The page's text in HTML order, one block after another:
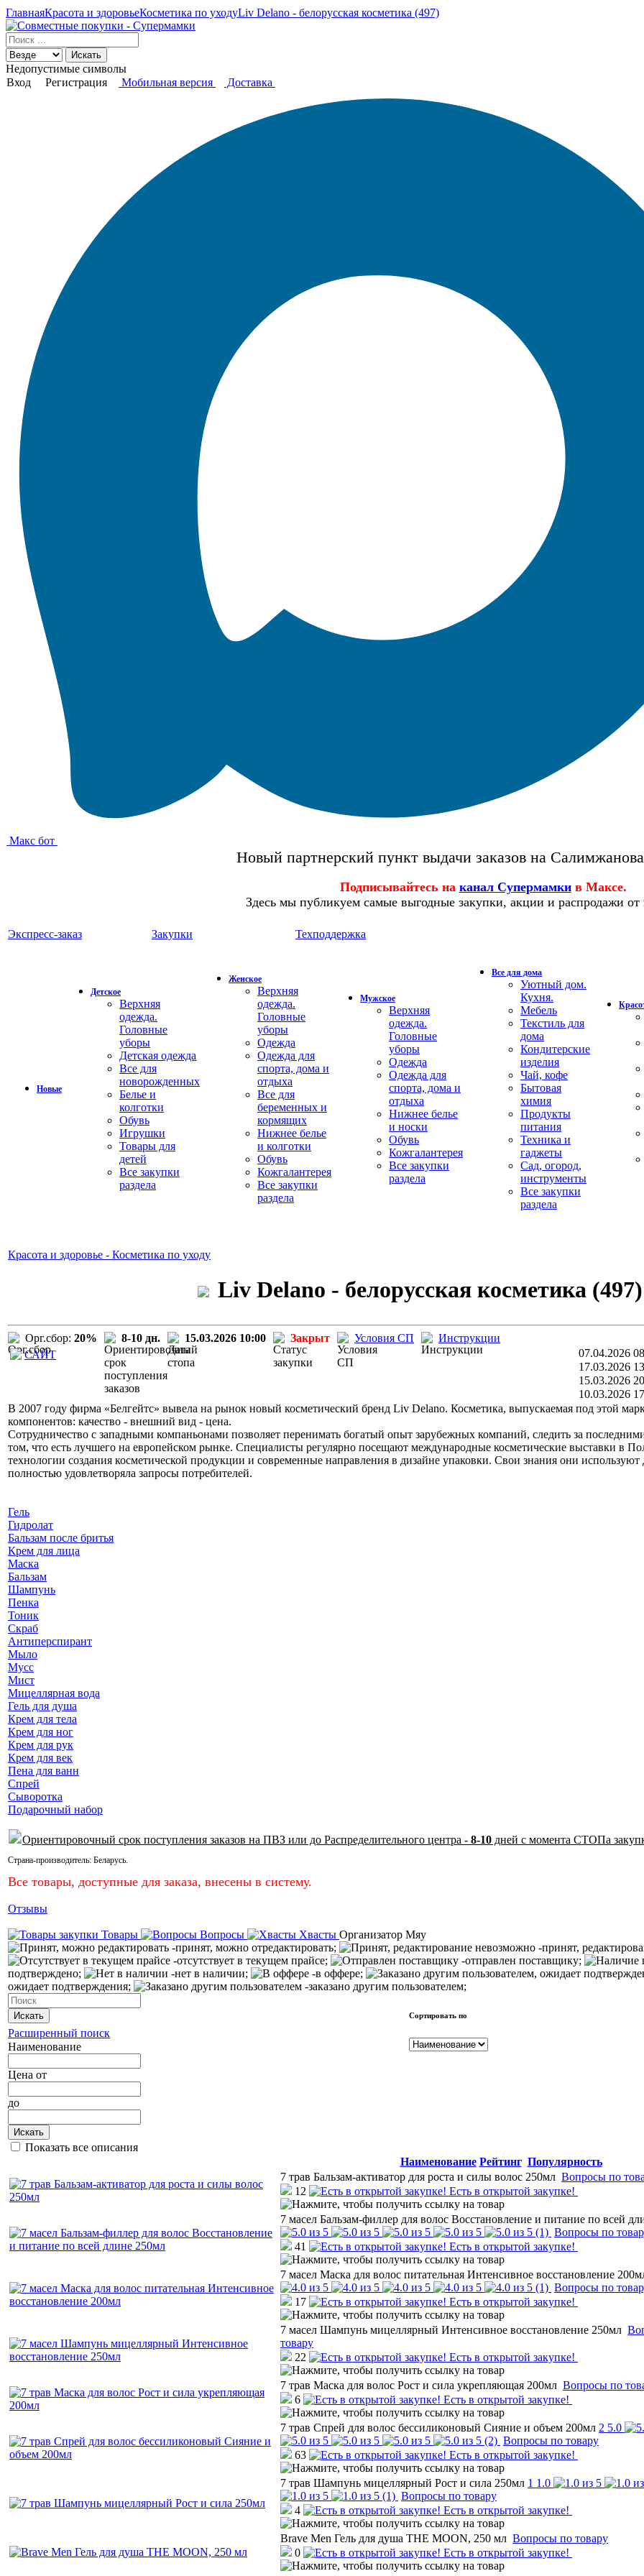
ГлавнаяКрасота и здоровьеКосметика по уходуLiv Delano - белорусская косметика (497)
Искать
Недопустимые символы
Вход
Регистрация Мобильная версия Доставка
Макс бот
Новый партнерский пункт выдачи заказов на
Подписывайтесь на канал Супермамки в Максе.
Здесь мы публикуем самые выгодные закупки, акции и распродажи
Экспресс-заказ Закупки Техподдержка
Новые
Детское
Верхняя
одежда.
Головные
уборы
Детская одежда
Все для
новорожденных
Белье и
колготки
Обувь
Игрушки
Товары для
детей
Все закупки
раздела
Женское
Верхняя
одежда.
Головные
уборы
Одежда
Одежда для
спорта, дома и
отдыха
Все для
беременных и
кормящих
Нижнее белье
и колготки
Обувь
Кожгалантерея
Все закупки
раздела
Мужское
Верхняя
одежда.
Головные
уборы
Одежда
Одежда для
спорта, дома и
отдыха
Нижнее белье
и носки
Обувь
Кожгалантерея
Все закупки
раздела
Все для дома
Уютный дом.
Кухня.
Мебель
Текстиль для
дома
Кондитерские
изделия
Чай, кофе
Бытовая
химия
Продукты
питания
Техника и
гаджеты
Сад, огород,
инструменты
Все закупки
раздела
Красота и здоровье - Косметика по уходу
Liv Delano - белорусская косметика (497)
Орг.сбор: 20% 8-10 дн. 15.03.2026 10:00 Закрыт Условия СП
Инструкции
07.04.2026
17.03.2026
15.03.2026
10.03.2026
САЙТ
В 2007 году фирма «Белгейтс» вывела на рынок новый косметический бренд Liv Delano. Косметика, выпускаемая под этой
компонентов: качество - внешний вид - цена.
Сотрудничество с западными компаньонами позволяет перенимать богатый опыт зарубежных компаний, следить за
том, что есть лучшего на европейском рынке. Специалисты регулярно посещают международные косметические выставки в
технологии создания косметической продукции и современные направления в дизайне упаковки. Свои знания они используют
полностью удовлетворяла запросы потребителей.
Гель
Гидролат
Бальзам после бритья
Крем для лица
Маска
Бальзам
Шампунь
Пенка
Тоник
Скраб
Антиперспирант
Мыло
Мусс
Мист
Мицеллярная вода
Гель для душа
Крем для тела
Крем для ног
Крем для рук
Крем для век
Пена для ванн
Спрей
Сыворотка
Подарочный набор
Ориентировочный срок поступления заказов на ПВЗ или до Распределительного центра - 8-10 дней с момента СТОПа
Страна-производитель: Беларусь.
Все товары, доступные для заказа, внесены в систему.
Отзывы
Товары Вопросы Хвасты Организатор Мяу
-принят, можно отредактировать;
-принят,
-отсутствует в текущем прайсе;
-отправлен поставщику;
подтверждено;
-нет в наличии;
-в оффере;
ожидает подтверждения;
-заказано другим пользователем;
Искать
Расширенный поиск
Наименование
Цена от
до
Искать
Сортировать по
Показать все описания
Наименование Рейтинг Популярность
7 трав Бальзам-активатор для роста и силы волос 250мл Вопросы по
12
Есть в открытой закупке!
7 масел Бальзам-филлер для волос Восстановление и питание по всей
(1) Вопросы по
41
Есть в открытой закупке!
7 масел Маска для волос питательная Интенсивное восстановление
(1) Вопросы по
17
Есть в открытой закупке!
7 масел Шампунь мицеллярный Интенсивное восстановление 250мл
товару
22
Есть в открытой закупке!
7 трав Маска для волос Рост и сила укрепляющая 200мл Вопросы по
6
Есть в открытой закупке!
7 трав Спрей для волос бессиликоновый Сияние и объем 200мл 2 5.0
(2) Вопросы по товару
63
Есть в открытой закупке!
7 трав Шампунь мицеллярный Рост и сила 250мл 1 1.0
(1) Вопросы по товару
4
Есть в открытой закупке!
Brave Men Гель для душа THE MOON, 250 мл Вопросы по товару
0
Есть в открытой закупке!